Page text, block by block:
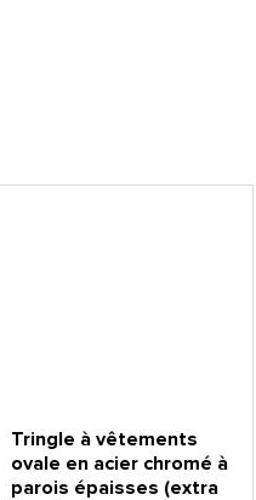
Tringle à vêtements
ovale en acier chromé à
parois épaisses (extra